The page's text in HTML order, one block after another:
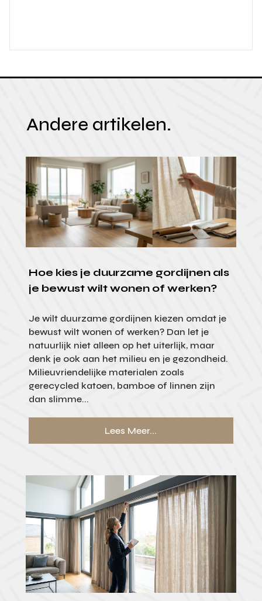
Andere artikelen.
Hoe kies je duurzame gordijnen als
je bewust wilt wonen of werken?
Je wilt duurzame gordijnen kiezen omdat je
bewust wilt wonen of werken? Dan let je
natuurlijk niet alleen op het uiterlijk, maar
denk je ook aan het milieu en je gezondheid.
Milieuvriendelijke materialen zoals
gerecycled katoen, bamboe of linnen zijn
dan slimme...
Lees Meer...